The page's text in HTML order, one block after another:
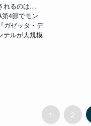
れるのは…
4節でモン
ガゼッタ・デ
テルが大規模
1 2